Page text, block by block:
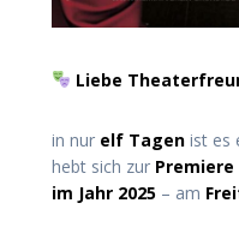
Liebe
in nur elf Tagen ist es
hebt sich zur
im Jahr 2025 – am